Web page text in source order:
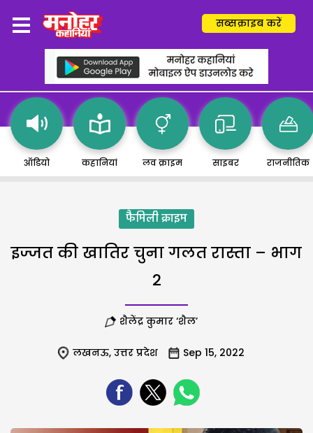
सब्सक्राइब करें
ऑडियो कहानियां लव क्राइम साइबर राजनीतिक
फैमिली क्राइम
इज्जत की खातिर चुना गलत रास्ता – भाग
2
शैलेंद्र कुमार ‘शैल’
लखनऊ, उत्तर प्रदेश Sep 15, 2022